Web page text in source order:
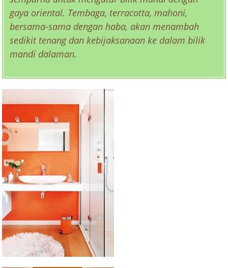
gaya oriental. Tembaga, terracotta, mahoni,
bersama-sama dengan haba, akan menambah
sedikit tenang dan kebijaksanaan ke dalam bilik
mandi dalaman.